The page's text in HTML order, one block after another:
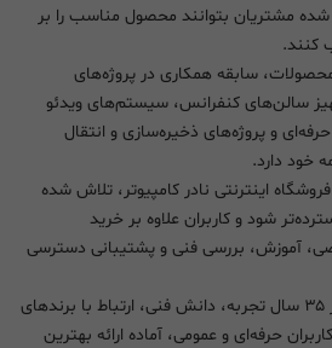
مشتریان بتوانند محصول مناسب را بر
کنند.
سابقه همکاری در پروژه‌های
سالن‌های کنفرانس، سیستم‌های ویدئو
و پروژه‌های ذخیره‌سازی و انتقال
خود دارد.
اینترنتی نادر کامپیوتر، تلاش شده
شود و کاربران علاوه بر خرید
آموزش، بررسی فنی و پشتیبانی دسترسی
امروز نادر کامپیوتر با بیش از ۳۵ سال تجربه، دانش فنی، ارتباط با برندهای
حرفه‌ای و عمومی، آماده ارائه بهترین